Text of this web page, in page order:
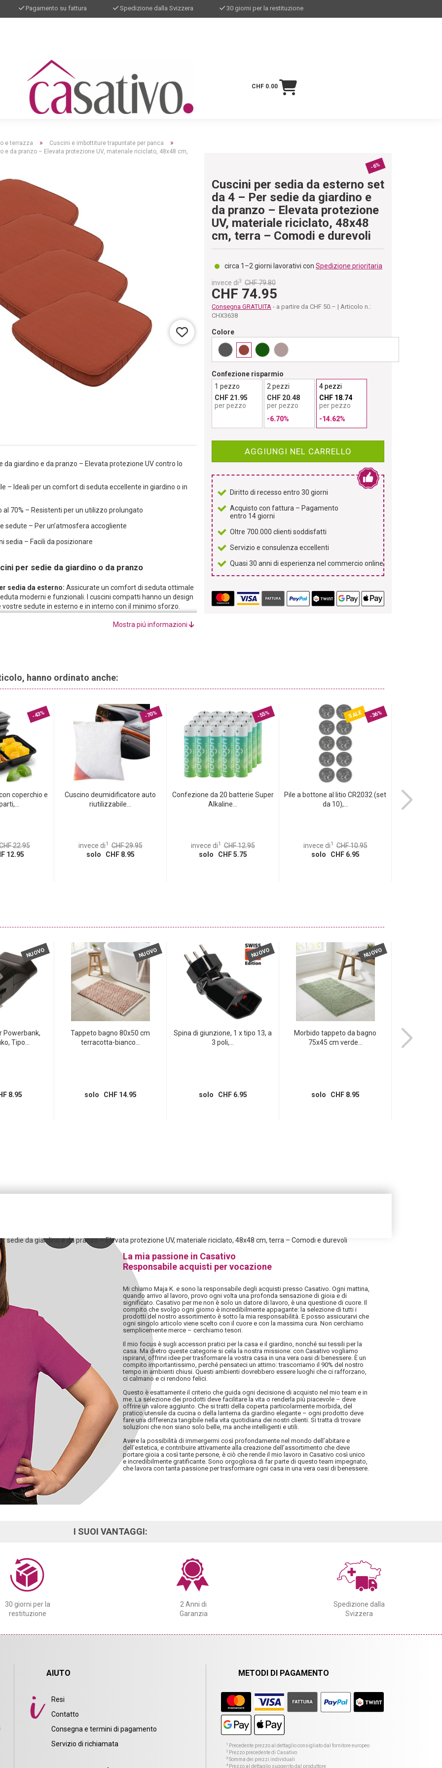
Pagamento su fattura Spedizione dalla Svizzera 30 giorni per la restituzione
CHF 0.00
e terrazza » Cuscini e imbottiture trapuntate per panca »
da pranzo – Elevata protezione UV, materiale riciclato, 48x48 cm,
-6%
Cuscini per sedia da esterno set
da 4 – Per sedie da giardino e
da pranzo – Elevata protezione
UV, materiale riciclato, 48x48
cm, terra – Comodi e durevoli
circa 1–2 giorni lavorativi conSpedizione prioritaria
invece di3 CHF 79.80
CHF 74.95
Consegna GRATUITA - a partire da CHF 50.– | Articolo n.:
CHX3638
Colore
Confezione risparmio
1 pezzo
CHF 21.95
per pezzo
2 pezzi
CHF 20.48
per pezzo
-6.70%
4 pezzi
CHF 18.74
per pezzo
-14.62%
AGGIUNGI NEL CARRELLO
Diritto di recesso entro 30 giorni
Acquisto con fattura – Pagamento
entro 14 giorni
Oltre 700.000 clienti soddisfatti
Servizio e consulenza eccellenti
Quasi 30 anni di esperienza nel commercio online
da giardino e da pranzo – Elevata protezione UV contro lo
– Ideali per un comfort di seduta eccellente in giardino o in
al 70% – Resistenti per un utilizzo prolungato
sedute – Per un’atmosfera accogliente
sedia – Facili da posizionare
per sedie da giardino o da pranzo
sedia da esterno: Assicurate un comfort di seduta ottimale
moderni e funzionali. I cuscini compatti hanno un design
sedute in esterno e in interno con il minimo sforzo.
da esterno sono realizzati con una combinazione di materiali
50% cotone, 45% poliestere e 5% altri materiali. La
in giardino, sulla terrazza o in soggiorno – questi
un’atmosfera accogliente.
Mostra piú informazioni
hanno ordinato anche:
-43%
coperchio e
22.95
12.95
-70%
Cuscino deumidificatore auto
riutilizzabile...
invece di1 CHF 29.95
solo CHF 8.95
-55%
Confezione da 20 batterie Super
Alkaline...
invece di1 CHF 12.95
solo CHF 5.75
SALE -36%
Pile a bottone al litio CR2032 (set
da 10),...
invece di1 CHF 10.95
solo CHF 6.95
Set di pulizia
NUOVO
Powerbank,
Tipo...
8.95
NUOVO
Tappeto bagno 80x50 cm
terracotta-bianco...
solo CHF 14.95
NUOVO
Spina di giunzione, 1 x tipo 13, a
3 poli,...
solo CHF 6.95
NUOVO
Morbido tappeto da bagno
75x45 cm verde...
solo CHF 8.95
Tappetino
80x50
sedie da giardino e da pranzo – Elevata protezione UV, materiale riciclato, 48x48 cm, terra – Comodi e durevoli
La mia passione in Casativo
Responsabile acquisti per vocazione
Mi chiamo Maja K. e sono la responsabile degli acquisti presso Casativo. Ogni mattina,
quando arrivo al lavoro, provo ogni volta una profonda sensazione di gioia e di
significato. Casativo per me non è solo un datore di lavoro, è una questione di cuore. Il
compito che svolgo ogni giorno è incredibilmente appagante: la selezione di tutti i
prodotti del nostro assortimento è sotto la mia responsabilità. E posso assicurarvi che
ogni singolo articolo viene scelto con il cuore e con la massima cura. Non cerchiamo
semplicemente merce – cerchiamo tesori.
Il mio focus è sugli accessori pratici per la casa e il giardino, nonché sui tessili per la
casa. Ma dietro queste categorie si cela la nostra missione: con Casativo vogliamo
ispirarvi, offrirvi idee per trasformare la vostra casa in una vera oasi di benessere. È un
compito importantissimo, perché pensateci un attimo: trascorriamo il 90% del nostro
tempo in ambienti chiusi. Questi ambienti dovrebbero essere luoghi che ci rafforzano,
ci calmano e ci rendono felici.
Questo è esattamente il criterio che guida ogni decisione di acquisto nel mio team e in
me. La selezione dei prodotti deve facilitare la vita o renderla più piacevole – deve
offrire un valore aggiunto. Che si tratti della coperta particolarmente morbida, del
pratico utensile da cucina o della lanterna da giardino elegante – ogni prodotto deve
fare una differenza tangibile nella vita quotidiana dei nostri clienti. Si tratta di trovare
soluzioni che non siano solo belle, ma anche intelligenti e utili.
Avere la possibilità di immergermi così profondamente nel mondo dell’abitare e
dell’estetica, e contribuire attivamente alla creazione dell’assortimento che deve
portare gioia a così tante persone, è ciò che rende il mio lavoro in Casativo così unico
e incredibilmente gratificante. Sono orgogliosa di far parte di questo team impegnato,
che lavora con tanta passione per trasformare ogni casa in una vera oasi di benessere.
I SUOI VANTAGGI:
30 giorni per la
restituzione
2 Anni di
Garanzia
Spedizione dalla
Svizzera
AIUTO
Resi
Contatto
Consegna e termini di pagamento
Servizio di richiamata
METODI DI PAGAMENTO
1 Precedente prezzo al dettaglio consigliato dal fornitore europeo
2 Prezzo precedente di Casativo
3 Somma dei prezzi individuali
4Prezzo al dettaglio suggerito dal produttore